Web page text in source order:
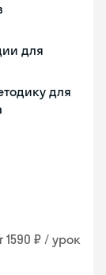
для
для
1590 ₽ / урок